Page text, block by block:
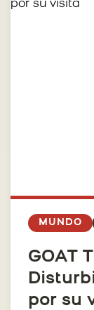
MUNDO
GOAT
por su